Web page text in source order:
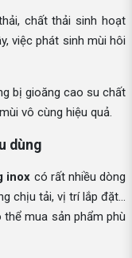
chất thải sinh hoạt
việc phát sinh mùi hôi
bị gioăng cao su chất
vô cùng hiệu quả.
dùng
inox có rất nhiều dòng
chịu tải, vị trí lắp đặt…
mua sản phẩm phù